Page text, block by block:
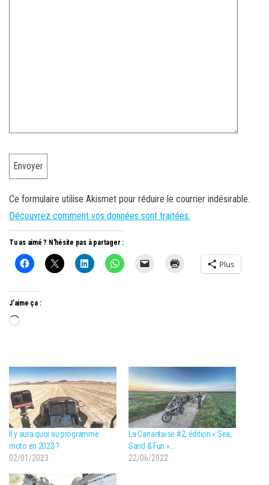
Ce formulaire utilise Akismet pour réduire le courrier indésirable.
Découvrez comment vos données sont traitées.
Tu as aimé ? N'hésite pas à partager :
Plus
J’aime ça :
Chargement…
Il y aura quoi au programme
moto en 2023 ?
02/01/2023
La Carrantaise #2, édition « Sea,
Sand & Fun »…
22/06/2022